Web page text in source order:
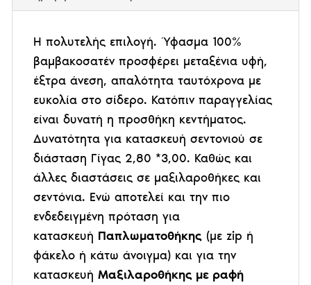
Η πολυτελής επιλογή. Ύφασμα 100%
βαμβακοσατέν προσφέρει μεταξένια υφή,
έξτρα άνεση, απαλότητα ταυτόχρονα με
ευκολία στο σίδερο. Κατόπιν παραγγελίας
είναι δυνατή η προσθήκη κεντήματος.
Δυνατότητα για κατασκευή σεντονιού σε
διάσταση Γίγας 2,80 *3,00. Καθώς και
άλλες διαστάσεις σε μαξιλαροθήκες και
σεντόνια. Ενώ αποτελεί και την πιο
ενδεδειγμένη πρόταση για
κατασκευή Παπλωματοθήκης (με zip ή
φάκελο ή κάτω άνοιγμα) και για την
κατασκευή Μαξιλαροθήκης με ραφή